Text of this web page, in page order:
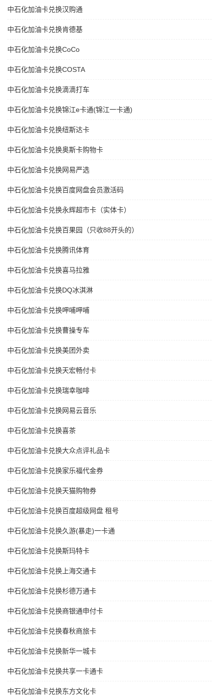
中石化加油卡兑换汉购通
中石化加油卡兑换肯德基
中石化加油卡兑换CoCo
中石化加油卡兑换COSTA
中石化加油卡兑换滴滴打车
中石化加油卡兑换锦江e卡通(锦江一卡通)
中石化加油卡兑换纽斯达卡
中石化加油卡兑换奥斯卡购物卡
中石化加油卡兑换网易严选
中石化加油卡兑换百度网盘会员激活码
中石化加油卡兑换永辉超市卡（实体卡）
中石化加油卡兑换百果园（只收88开头的）
中石化加油卡兑换腾讯体育
中石化加油卡兑换喜马拉雅
中石化加油卡兑换DQ冰淇淋
中石化加油卡兑换呷哺呷哺
中石化加油卡兑换曹操专车
中石化加油卡兑换美团外卖
中石化加油卡兑换天宏畅付卡
中石化加油卡兑换瑞幸咖啡
中石化加油卡兑换网易云音乐
中石化加油卡兑换喜茶
中石化加油卡兑换大众点评礼品卡
中石化加油卡兑换家乐福代金券
中石化加油卡兑换天猫购物券
中石化加油卡兑换百度超级网盘 租号
中石化加油卡兑换久游(暴走)一卡通
中石化加油卡兑换斯玛特卡
中石化加油卡兑换上海交通卡
中石化加油卡兑换杉德万通卡
中石化加油卡兑换商银通申付卡
中石化加油卡兑换春秋商旅卡
中石化加油卡兑换新华一城卡
中石化加油卡兑换共享一卡通卡
中石化加油卡兑换东方文化卡